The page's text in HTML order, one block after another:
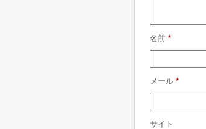
名前 *
メール *
サイト